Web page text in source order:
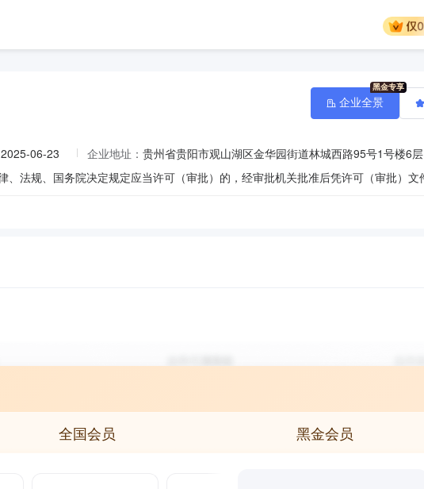
2025-06-23 企业地址： 贵州省贵阳市观山湖区金华园街道林城西路95号1号楼6层
企业全景
全国会员 黑金会员